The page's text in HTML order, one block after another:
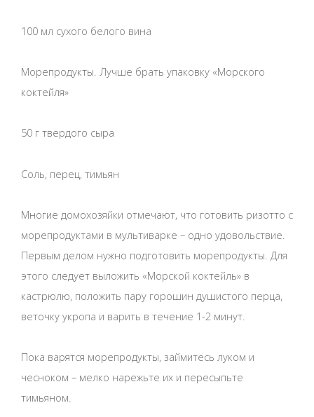
100 мл сухого белого вина
Морепродукты. Лучше брать упаковку «Морского
коктейля»
50 г твердого сыра
Соль, перец, тимьян
Многие домохозяйки отмечают, что готовить ризотто с
морепродуктами в мультиварке – одно удовольствие.
Первым делом нужно подготовить морепродукты. Для
этого следует выложить «Морской коктейль» в
кастрюлю, положить пару горошин душистого перца,
веточку укропа и варить в течение 1-2 минут.
Пока варятся морепродукты, займитесь луком и
чесноком – мелко нарежьте их и пересыпьте
тимьяном.